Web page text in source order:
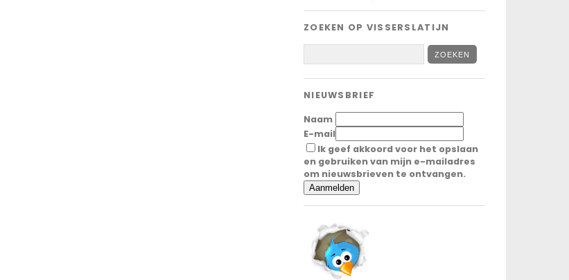
ZOEKEN OP VISSERSLATIJN
NIEUWSBRIEF
Naam
E-mail
Ik geef akkoord voor het opslaan
en gebruiken van mijn e-mailadres
om nieuwsbrieven te ontvangen.